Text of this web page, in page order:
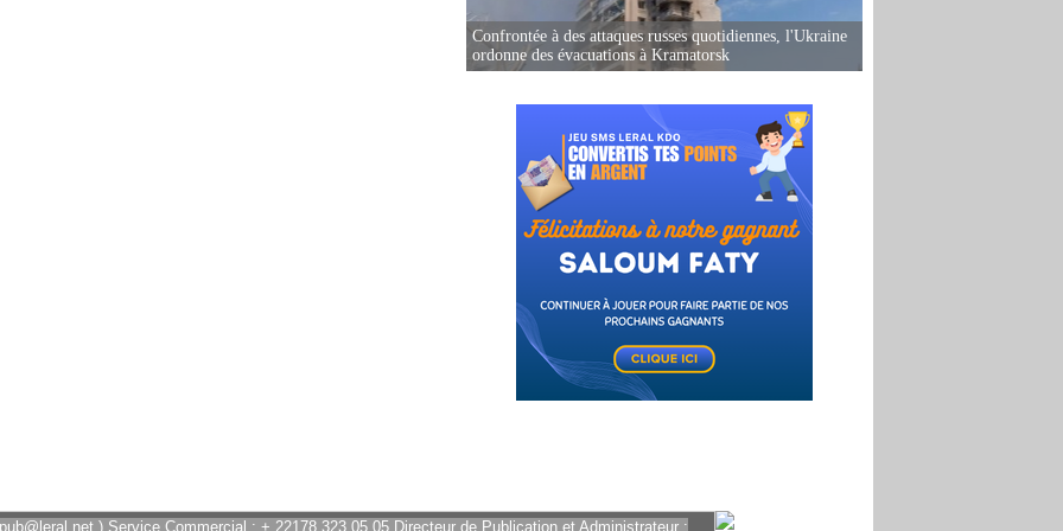
Confrontée à des attaques russes quotidiennes, l'Ukraine
ordonne des évacuations à Kramatorsk
) Service Commercial : + 22178 323 05 05 Directeur de Publication et Administrateur :